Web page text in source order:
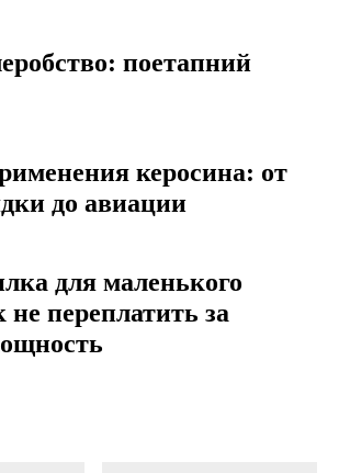
поетапний
керосина: от
до авиации
для маленького
не переплатить за